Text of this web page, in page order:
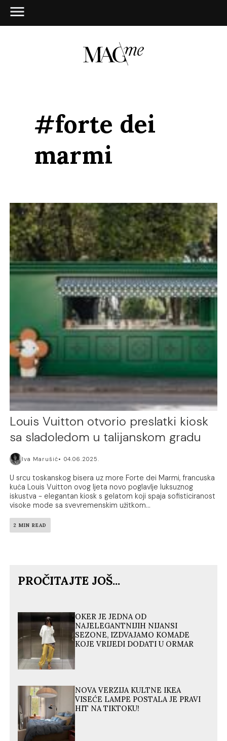
#forte dei
marmi
Louis Vuitton otvorio preslatki kiosk
sa sladoledom u talijanskom gradu
Iva Marušić 04.06.2025.
U srcu toskanskog bisera uz more Forte dei Marmi, francuska
kuća Louis Vuitton ovog ljeta novo poglavlje luksuznog
iskustva - elegantan kiosk s gelatom koji spaja sofisticiranost
visoke mode sa svevremenskim užitkom...
2 MIN READ
PROČITAJTE JOŠ...
OKER JE JEDNA OD
NAJELEGANTNIJIH NIJANSI
SEZONE, IZDVAJAMO KOMADE
KOJE VRIJEDI DODATI U ORMAR
NOVA VERZIJA KULTNE IKEA
VISEĆE LAMPE POSTALA JE PRAVI
HIT NA TIKTOKU!